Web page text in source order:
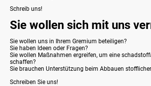
Schreib uns!
Sie wollen sich mit uns
Sie wollen uns in Ihrem Gremium beteiligen?
Sie haben Ideen oder Fragen?
Sie wollen Maßnahmen ergreifen, um eine
schaffen?
Sie brauchen Unterstützung beim Abbauen
Schreiben Sie uns!